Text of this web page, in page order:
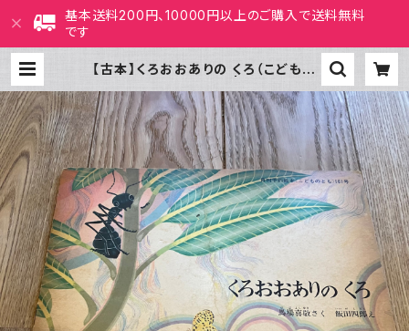
基本送料200円、10000円以上のご購入で送料無料
です
【古本】くろおおありの くろ（こどもの
田辺 絵本・新刊本・古本